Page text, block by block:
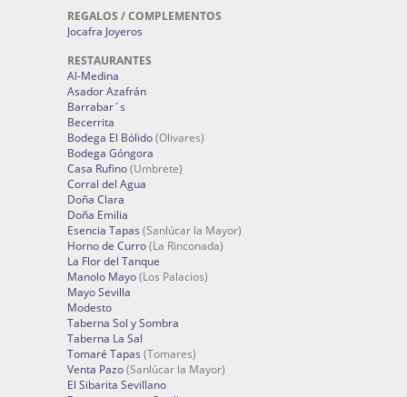
REGALOS / COMPLEMENTOS
Jocafra Joyeros
RESTAURANTES
Al-Medina
Asador Azafrán
Barrabar´s
Becerrita
Bodega El Bólido(Olivares)
Bodega Góngora
Casa Rufino(Umbrete)
Corral del Agua
Doña Clara
Doña Emilia
Esencia Tapas (Sanlúcar la Mayor)
Horno de Curro(La Rinconada)
La Flor del Tanque
Manolo Mayo(Los Palacios)
Mayo Sevilla
Modesto
Taberna Sol y Sombra
Taberna La Sal
Tomaré Tapas (Tomares)
Venta Pazo(Sanlúcar la Mayor)
El Sibarita Sevillano